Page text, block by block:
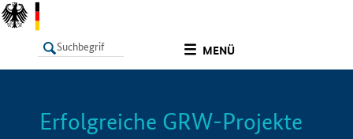
MENÜ
LISTE Info
Erfolgreiche GRW-Projekte